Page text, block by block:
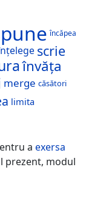
încăpea
scrie
învăța
merge căsători
limita
a exersa
prezent, modul